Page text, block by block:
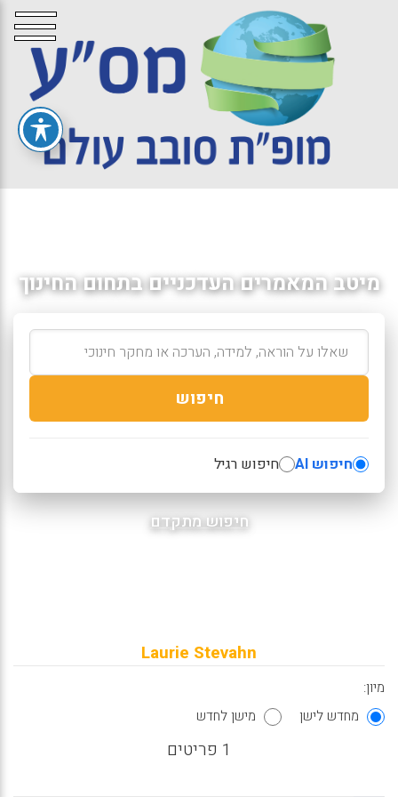
מיטב המאמרים העדכניים בתחום החינוך
חיפוש
חיפוש AI חיפוש רגיל
חיפוש מתקדם
Laurie Stevahn
מיון:
מחדש לישן
מישן לחדש
1 פריטים